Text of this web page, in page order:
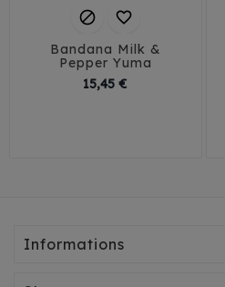
 
Bandana Milk &
Pepper Yuma
15,45 €
Informations